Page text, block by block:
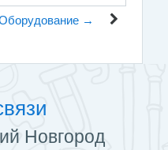
→
Новгород